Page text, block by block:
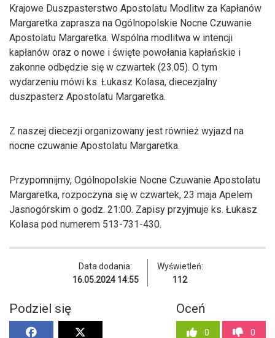
Krajowe Duszpasterstwo Apostolatu Modlitw za Kapłanów
Margaretka zaprasza na Ogólnopolskie Nocne Czuwanie
Apostolatu Margaretka. Wspólna modlitwa w intencji
kapłanów oraz o nowe i święte powołania kapłańskie i
zakonne odbędzie się w czwartek (23.05). O tym
wydarzeniu mówi ks. Łukasz Kolasa, diecezjalny
duszpasterz Apostolatu Margaretka.
Z naszej diecezji organizowany jest również wyjazd na
nocne czuwanie Apostolatu Margaretka.
Przypomnijmy, Ogólnopolskie Nocne Czuwanie Apostolatu
Margaretka, rozpoczyna się w czwartek, 23 maja Apelem
Jasnogórskim o godz. 21:00. Zapisy przyjmuje ks. Łukasz
Kolasa pod numerem 513-731-430.
Data dodania:
16.05.2024 14:55
Wyświetleń:
112
Podziel się Oceń
0 0